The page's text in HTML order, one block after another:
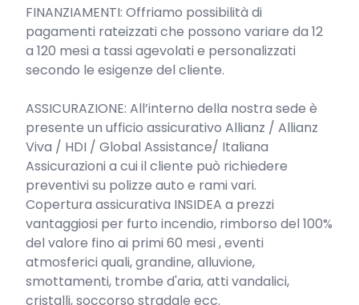
FINANZIAMENTI: Offriamo possibilità di
pagamenti rateizzati che possono variare da 12
a 120 mesi a tassi agevolati e personalizzati
secondo le esigenze del cliente.
ASSICURAZIONE: All’interno della nostra sede è
presente un ufficio assicurativo Allianz / Allianz
Viva / HDI / Global Assistance/ Italiana
Assicurazioni a cui il cliente può richiedere
preventivi su polizze auto e rami vari.
Copertura assicurativa INSIDEA a prezzi
vantaggiosi per furto incendio, rimborso del 100%
del valore fino ai primi 60 mesi , eventi
atmosferici quali, grandine, alluvione,
smottamenti, trombe d'aria, atti vandalici,
cristalli, soccorso stradale ecc.